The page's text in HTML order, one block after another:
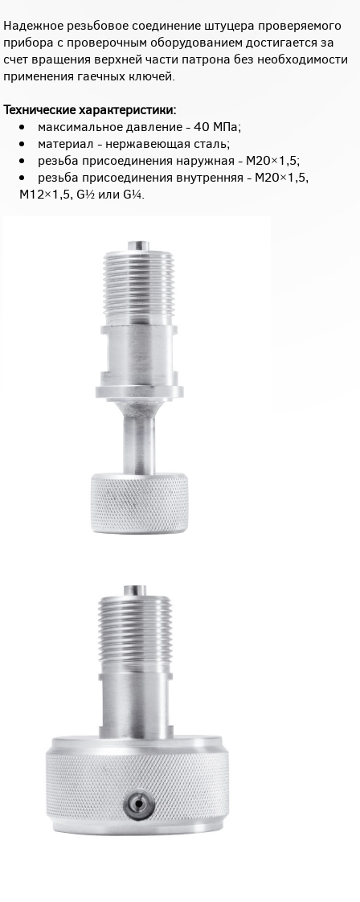
Надежное резьбовое соединение штуцера проверяемого
прибора с проверочным оборудованием достигается за
счет вращения верхней части патрона без необходимости
применения гаечных ключей.
Технические характеристики:
максимальное давление - 40 МПа;
материал - нержавеющая сталь;
резьба присоединения наружная - M20×1,5;
резьба присоединения внутренняя - M20×1,5,
M12×1,5, G½ или G¼.